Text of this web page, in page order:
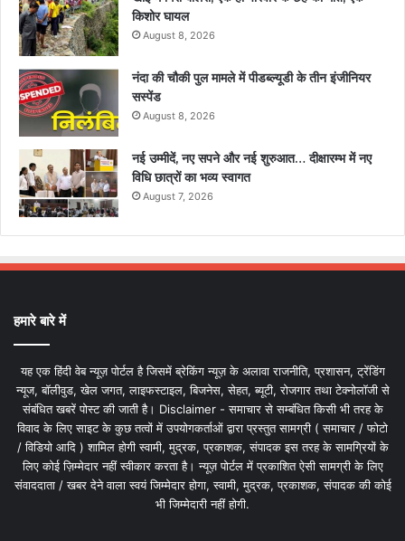
किशोर घायल
August 8, 2026
नंदा की चौकी पुल मामले में पीडब्ल्यूडी के तीन इंजीनियर
सस्पेंड
August 8, 2026
नई उम्मीदें, नए सपने और नई शुरुआत… दीक्षारम्भ में नए
विधि छात्रों का भव्य स्वागत
August 7, 2026
हमारे बारे में
यह एक हिंदी वेब न्यूज़ पोर्टल है जिसमें ब्रेकिंग न्यूज़ के अलावा राजनीति, प्रशासन, ट्रेंडिंग
न्यूज, बॉलीवुड, खेल जगत, लाइफस्टाइल, बिजनेस, सेहत, ब्यूटी, रोजगार तथा टेक्नोलॉजी से
संबंधित खबरें पोस्ट की जाती है। Disclaimer - समाचार से सम्बंधित किसी भी तरह के
विवाद के लिए साइट के कुछ तत्वों में उपयोगकर्ताओं द्वारा प्रस्तुत सामग्री ( समाचार / फोटो
/ विडियो आदि ) शामिल होगी स्वामी, मुद्रक, प्रकाशक, संपादक इस तरह के सामग्रियों के
लिए कोई ज़िम्मेदार नहीं स्वीकार करता है। न्यूज़ पोर्टल में प्रकाशित ऐसी सामग्री के लिए
संवाददाता / खबर देने वाला स्वयं जिम्मेदार होगा, स्वामी, मुद्रक, प्रकाशक, संपादक की कोई
भी जिम्मेदारी नहीं होगी.